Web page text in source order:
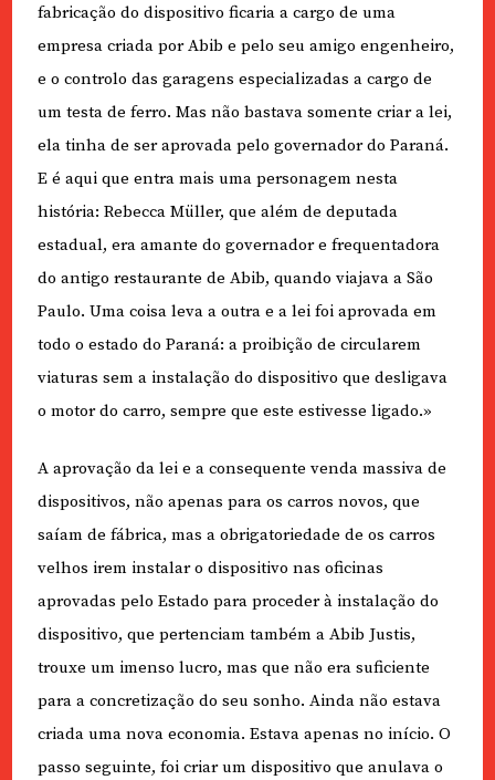
fabricação do dispositivo ficaria a cargo de uma
empresa criada por Abib e pelo seu amigo engenheiro,
e o controlo das garagens especializadas a cargo de
um testa de ferro. Mas não bastava somente criar a lei,
ela tinha de ser aprovada pelo governador do Paraná.
E é aqui que entra mais uma personagem nesta
história: Rebecca Müller, que além de deputada
estadual, era amante do governador e frequentadora
do antigo restaurante de Abib, quando viajava a São
Paulo. Uma coisa leva a outra e a lei foi aprovada em
todo o estado do Paraná: a proibição de circularem
viaturas sem a instalação do dispositivo que desligava
o motor do carro, sempre que este estivesse ligado.»
A aprovação da lei e a consequente venda massiva de
dispositivos, não apenas para os carros novos, que
saíam de fábrica, mas a obrigatoriedade de os carros
velhos irem instalar o dispositivo nas oficinas
aprovadas pelo Estado para proceder à instalação do
dispositivo, que pertenciam também a Abib Justis,
trouxe um imenso lucro, mas que não era suficiente
para a concretização do seu sonho. Ainda não estava
criada uma nova economia. Estava apenas no início. O
passo seguinte, foi criar um dispositivo que anulava o